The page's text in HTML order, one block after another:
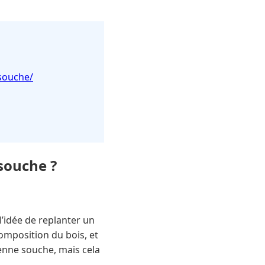
?
de replanter un
du bois, et
souche, mais cela